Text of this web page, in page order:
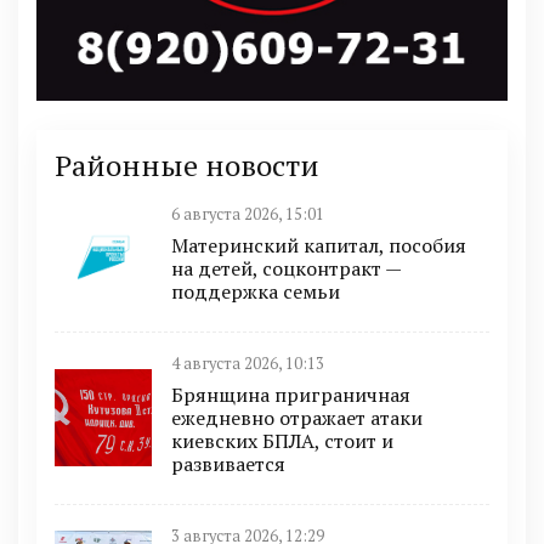
Районные новости
6 августа 2026, 15:01
Материнский капитал, пособия
на детей, соцконтракт —
поддержка семьи
4 августа 2026, 10:13
Брянщина приграничная
ежедневно отражает атаки
киевских БПЛА, стоит и
развивается
3 августа 2026, 12:29